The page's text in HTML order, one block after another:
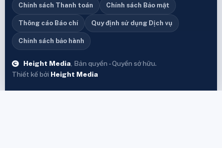
Chính sách Thanh toán Chính sách Bảo mật
Thông cáo Báo chí Quy định sử dụng Dịch vụ
Chính sách bảo hành
Height Media , Bản quyền - Quyền sở hữu.
Thiết kế bởi Height Media